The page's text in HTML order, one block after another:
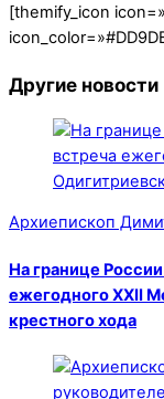
[themify_icon
Другие новости
Архиепископ
На границе
ежегодного XXII
крестного хода